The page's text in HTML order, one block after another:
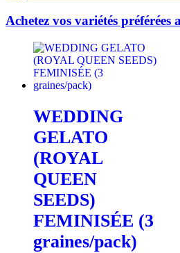
Achetez vos variétés
WEDDING
GELATO
(ROYAL
QUEEN
SEEDS)
FEMINISÉE (3
graines/pack)